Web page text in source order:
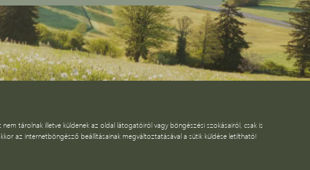
tárolnak illetve küldenek az oldal látogatóiról vagy böngészési szokásairól, csak is
az internetböngésző beállításainak megváltoztatásával a sütik küldése letiltható!